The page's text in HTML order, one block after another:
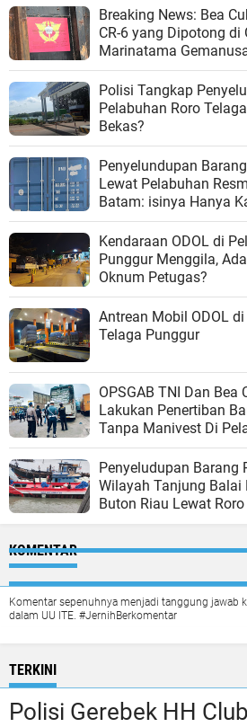
Breaking News: Bea
CR-6 yang Dipotong di
Marinatama
Polisi Tangkap
Pelabuhan Roro
Bekas?
Penyelundupan
Lewat Pelabuhan
Batam: isinya Hanya
Kendaraan ODOL di
Punggur Menggila,
Oknum Petugas?
Antrean Mobil ODOL
Telaga Punggur
OPSGAB TNI Dan Bea Cukai
Lakukan Penertiban
Tanpa Manivest Di
Penyeludupan Barang
Wilayah Tanjung
Buton Riau Lewat
KOMENTAR
Komentar sepenuhnya menjadi tanggung jawab
dalam UU ITE. #JernihBerkomentar
TERKINI
Polisi Gerebek HH